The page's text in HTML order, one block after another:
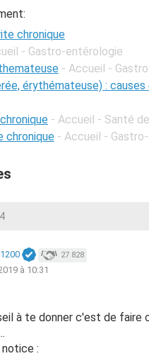
chronique
- Gastro-entérologie
- Accueil -
érythémateuse) :
- Accueil - Santé
chronique - Accueil -
27 828
à 10:31
à te donner c'est de faire
: